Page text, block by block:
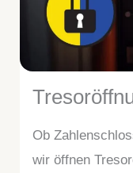
Ob
wir öffnen